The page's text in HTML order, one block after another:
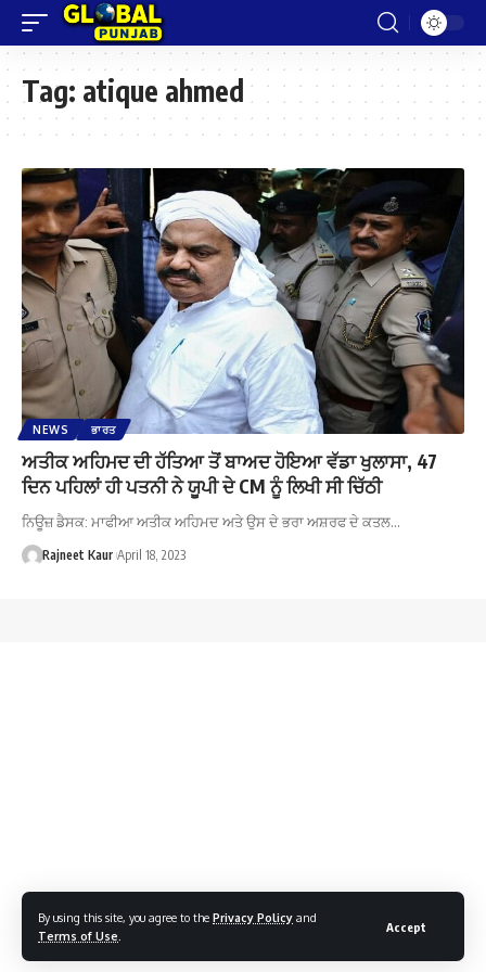
By using this site, you agree to the Privacy Policy and
Terms of Use
Accept
Tag: atique ahmed
NEWS ਭਾਰਤ
ਅਤੀਕ ਅਹਿਮਦ ਦੀ ਹੱਤਿਆ ਤੋਂ ਬਾਅਦ ਹੋਇਆ ਵੱਡਾ ਖੁਲਾਸਾ, 47
ਦਿਨ ਪਹਿਲਾਂ ਹੀ ਪਤਨੀ ਨੇ ਯੂਪੀ ਦੇ CM ਨੂੰ ਲਿਖੀ ਸੀ ਚਿੱਠੀ
ਨਿਊਜ਼ ਡੈਸਕ: ਮਾਫੀਆ ਅਤੀਕ ਅਹਿਮਦ ਅਤੇ ਉਸ ਦੇ ਭਰਾ ਅਸ਼ਰਫ ਦੇ ਕਤਲ…
Rajneet Kaur April 18, 2023